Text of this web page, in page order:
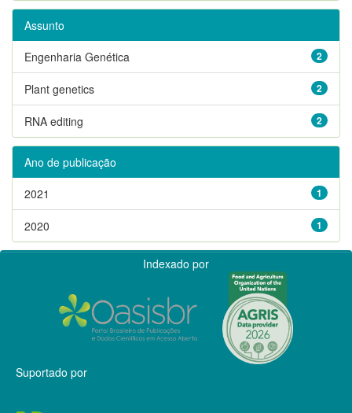
Assunto
2
Engenharia Genética
2
Plant genetics
2
RNA editing
Ano de publicação
1
2021
1
2020
Indexado por
Suportado por